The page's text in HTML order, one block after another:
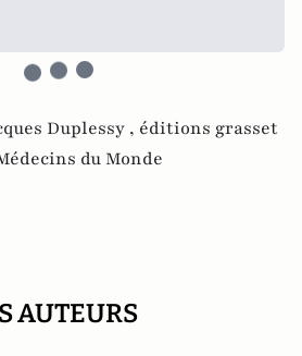
Duplessy , éditions grasset
du Monde
AUTEURS